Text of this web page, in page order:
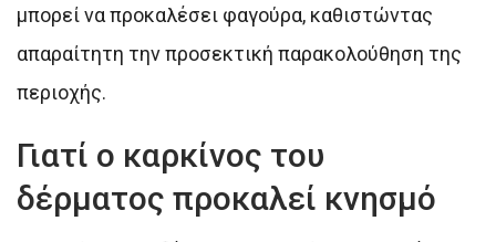
μπορεί να προκαλέσει φαγούρα, καθιστώντας
απαραίτητη την προσεκτική παρακολούθηση της
περιοχής.
Γιατί ο καρκίνος του
δέρματος προκαλεί κνησμό